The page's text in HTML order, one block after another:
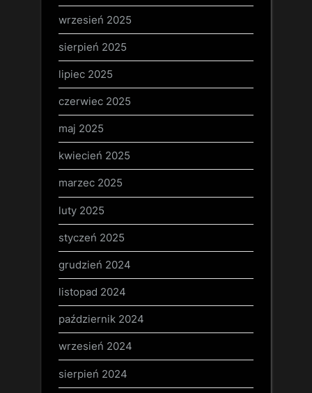
wrzesień 2025
sierpień 2025
lipiec 2025
czerwiec 2025
maj 2025
kwiecień 2025
marzec 2025
luty 2025
styczeń 2025
grudzień 2024
listopad 2024
październik 2024
wrzesień 2024
sierpień 2024